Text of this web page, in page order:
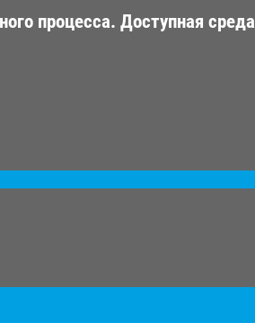
процесса. Доступная среда